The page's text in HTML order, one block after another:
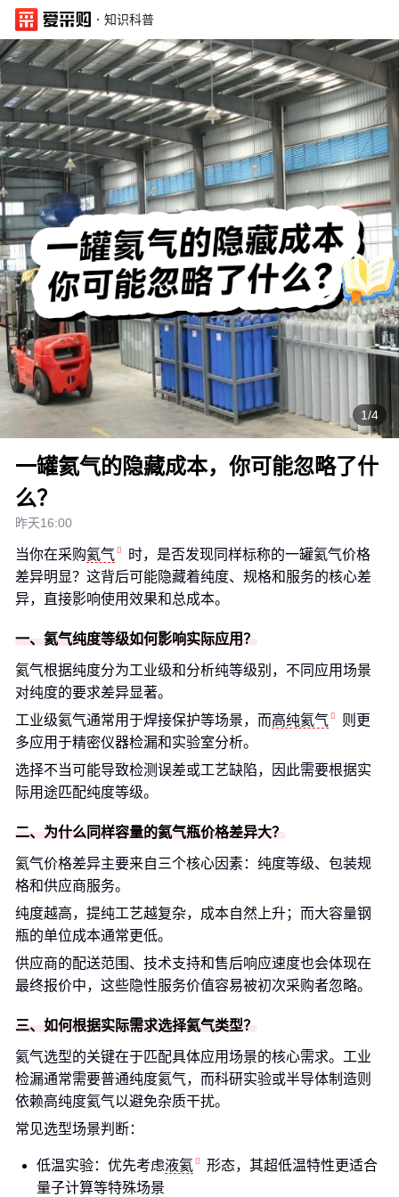
· 知识科普
1/4
一罐氦气的隐藏成本，你可能忽略了什
么？
昨天16:00
当你在采购氦气
时，是否发现同样标称的一罐氦气价格
差异明显？这背后可能隐藏着纯度、规格和服务的核心差
异，直接影响使用效果和总成本。
一、氦气纯度等级如何影响实际应用？
氦气根据纯度分为工业级和分析纯等级别，不同应用场景
对纯度的要求差异显著。
工业级氦气通常用于焊接保护等场景，而高纯氦气
则更
多应用于精密仪器检漏和实验室分析。
选择不当可能导致检测误差或工艺缺陷，因此需要根据实
际用途匹配纯度等级。
二、为什么同样容量的氦气瓶价格差异大？
氦气价格差异主要来自三个核心因素：纯度等级、包装规
格和供应商服务。
纯度越高，提纯工艺越复杂，成本自然上升；而大容量钢
瓶的单位成本通常更低。
供应商的配送范围、技术支持和售后响应速度也会体现在
最终报价中，这些隐性服务价值容易被初次采购者忽略。
三、如何根据实际需求选择氦气类型？
氦气选型的关键在于匹配具体应用场景的核心需求。工业
检漏通常需要普通纯度氦气，而科研实验或半导体制造则
依赖高纯度氦气以避免杂质干扰。
常见选型场景判断：
低温实验：优先考虑液氦
形态，其超低温特性更适合
量子计算等特殊场景